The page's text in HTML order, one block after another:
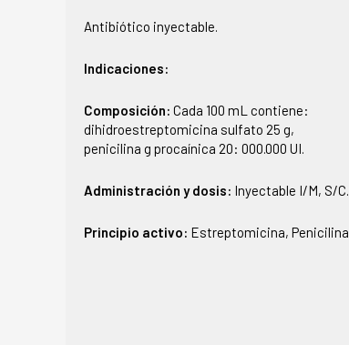
Antibiótico inyectable.
Indicaciones:
Composición: Cada 100 mL contiene:
dihidroestreptomicina sulfato 25 g,
penicilina g procaínica 20: 000.000 UI.
Administración y dosis: Inyectable I/M, S/C.
Principio activo: Estreptomicina, Penicilina